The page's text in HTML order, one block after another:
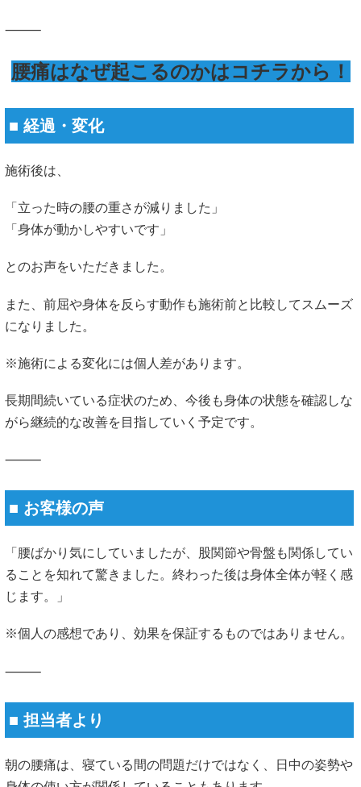
⸻
腰痛はなぜ起こるのかはコチラから！
■ 経過・変化
施術後は、
「立った時の腰の重さが減りました」
「身体が動かしやすいです」
とのお声をいただきました。
また、前屈や身体を反らす動作も施術前と比較してスムーズ
になりました。
※施術による変化には個人差があります。
長期間続いている症状のため、今後も身体の状態を確認しな
がら継続的な改善を目指していく予定です。
⸻
■ お客様の声
「腰ばかり気にしていましたが、股関節や骨盤も関係してい
ることを知れて驚きました。終わった後は身体全体が軽く感
じます。」
※個人の感想であり、効果を保証するものではありません。
⸻
■ 担当者より
朝の腰痛は、寝ている間の問題だけではなく、日中の姿勢や